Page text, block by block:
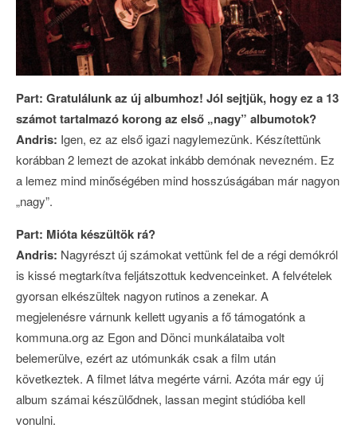
Part: Gratulálunk az új albumhoz! Jól sejtjük, hogy ez a 13
számot tartalmazó korong az első „nagy” albumotok?
Andris: Igen, ez az első igazi nagylemezünk. Készítettünk
korábban 2 lemezt de azokat inkább demónak nevezném. Ez
a lemez mind minőségében mind hosszúságában már nagyon
„nagy”.
Part: Mióta készültök rá?
Andris: Nagyrészt új számokat vettünk fel de a régi demókról
is kissé megtarkítva feljátszottuk kedvenceinket. A felvételek
gyorsan elkészültek nagyon rutinos a zenekar. A
megjelenésre várnunk kellett ugyanis a fő támogatónk a
kommuna.org az Egon and Dönci munkálataiba volt
belemerülve, ezért az utómunkák csak a film után
következtek. A filmet látva megérte várni. Azóta már egy új
album számai készülődnek, lassan megint stúdióba kell
vonulni.